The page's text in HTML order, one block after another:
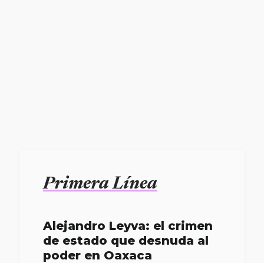
Primera Línea
Alejandro Leyva: el crimen
de estado que desnuda al
poder en Oaxaca